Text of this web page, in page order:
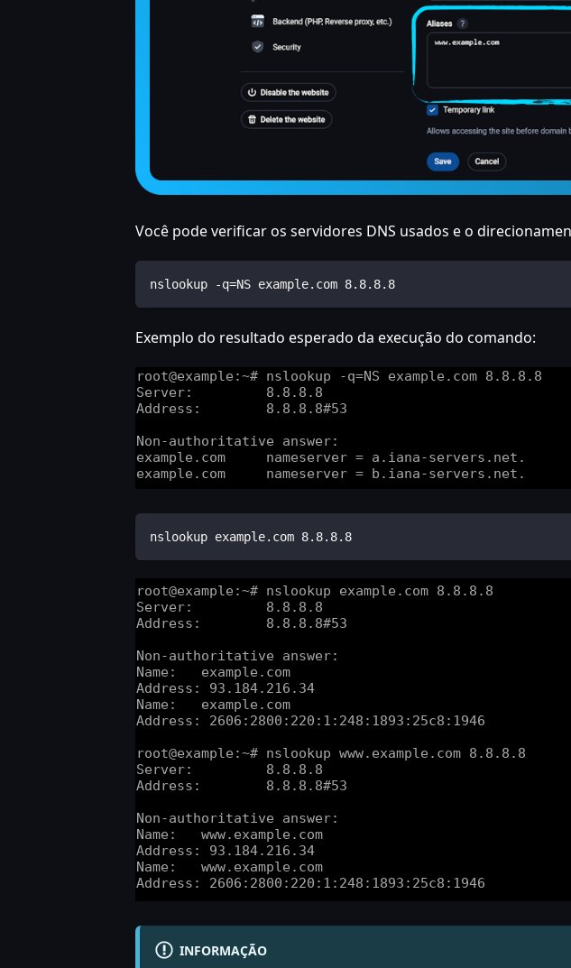
Você pode verificar os servidores DNS usados e o
nslookup -q=NS example.com 8.8.8.8
Exemplo do resultado esperado da execução do comando:
nslookup example.com 8.8.8.8
INFORMAÇÃO